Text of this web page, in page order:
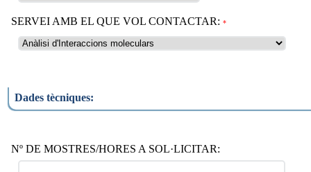
SERVEI AMB EL QUE VOL CONTACTAR: *
Dades tècniques:
Nº DE MOSTRES/HORES A SOL·LICITAR: